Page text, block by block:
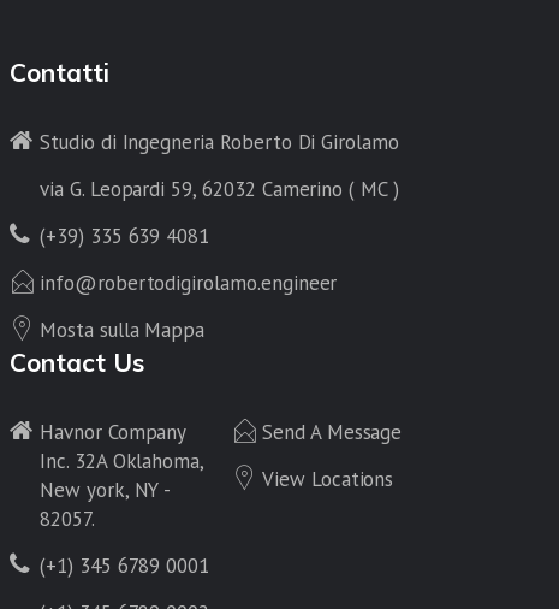
Contatti
Studio di Ingegneria Roberto Di Girolamo
via G. Leopardi 59, 62032 Camerino ( MC )
(+39) 335 639 4081
info@robertodigirolamo.engineer
Mosta sulla Mappa
Contact Us
Havnor Company
Inc. 32A Oklahoma,
New york, NY -
82057.
(+1) 345 6789 0001
Send A Message
View Locations